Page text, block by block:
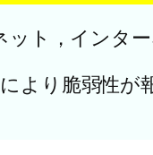
ト，インタ
より脆弱性が